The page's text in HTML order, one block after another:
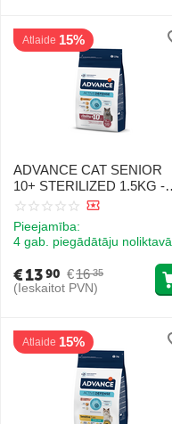
Atlaide 15%
ADVANCE CAT SENIOR
10+ STERILIZED 1.5KG -
VECIEM STERILIZĒTIEM
Pieejamība:
4 gab. piegādātāju noliktavā
€16 35
€1390
(Ieskaitot PVN)
Atlaide 15%